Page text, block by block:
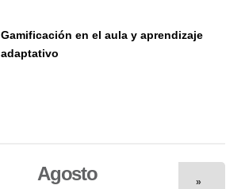
Gamificación en el aula y aprendizaje
adaptativo
Agosto »